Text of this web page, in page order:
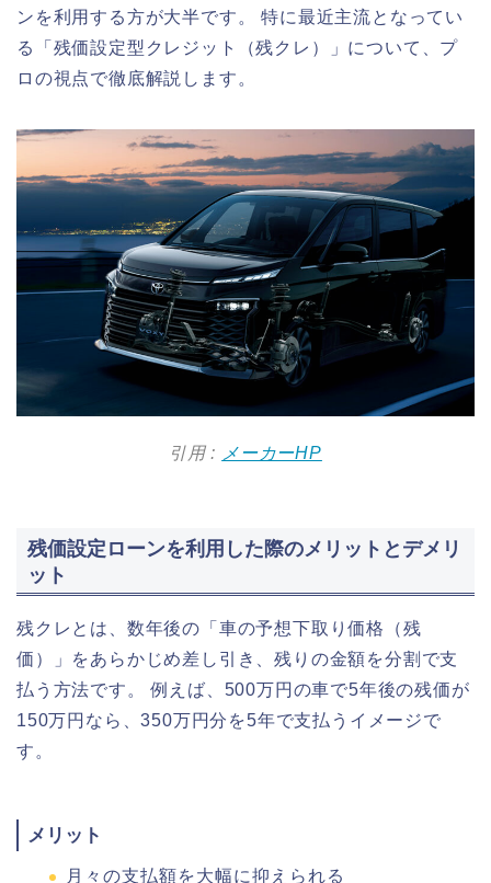
ンを利用する方が大半です。 特に最近主流となってい
る「残価設定型クレジット（残クレ）」について、プ
ロの視点で徹底解説します。
引用 : メーカーHP
残価設定ローンを利用した際のメリットとデメリ
ット
残クレとは、数年後の「車の予想下取り価格（残
価）」をあらかじめ差し引き、残りの金額を分割で支
払う方法です。 例えば、500万円の車で5年後の残価が
150万円なら、350万円分を5年で支払うイメージで
す。
メリット
月々の支払額を大幅に抑えられる